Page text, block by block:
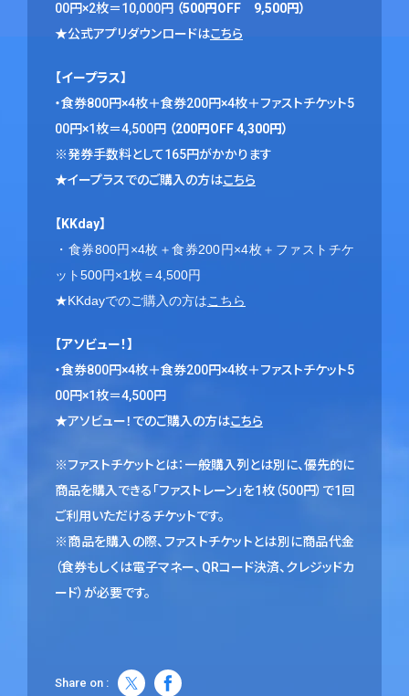
00円×2枚＝10,000円 （500円OFF 9,500円）
★公式アプリダウンロードはこちら
【イープラス】
・食券800円×4枚＋食券200円×4枚＋ファストチケット5
00円×1枚＝4,500円 （200円OFF 4,300円）
※発券手数料として165円がかかります
★イープラスでのご購入の方はこちら
【KKday】
・食券800円×4枚＋食券200円×4枚＋ファストチケ
ット500円×1枚＝4,500円
★KKdayでのご購入の方はこちら
【アソビュー！】
・食券800円×4枚＋食券200円×4枚＋ファストチケット5
00円×1枚＝4,500円
★アソビュー！でのご購入の方はこちら
※ファストチケットとは：一般購入列とは別に、優先的に
商品を購入できる「ファストレーン」を1枚（500円）で1回
ご利用いただけるチケットです。
※商品を購入の際、ファストチケットとは別に商品代金
（食券もしくは電子マネー、QRコード決済、クレジッドカ
ード）が必要です。
Share on :